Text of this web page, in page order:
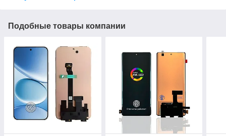
Подобные товары компании